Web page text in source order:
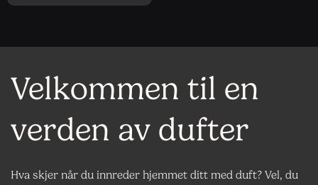
Velkommen til en
verden av dufter
Hva skjer når du innreder hjemmet ditt med duft? Vel, du